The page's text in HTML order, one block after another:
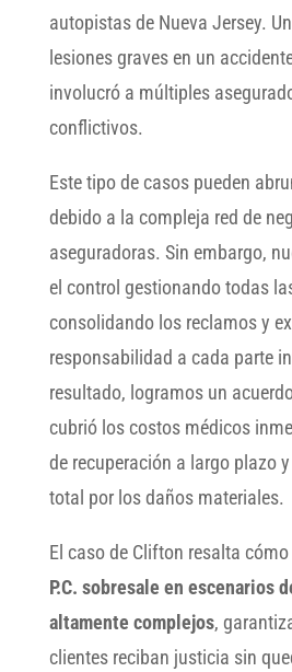
autopistas de Nueva Jersey.
lesiones graves en un
involucró a múltiples
conflictivos.
Este tipo de casos pueden
debido a la compleja red de
aseguradoras. Sin embargo,
el control gestionando todas
consolidando los reclamos y
responsabilidad a cada parte
resultado, logramos un
cubrió los costos médicos
de recuperación a largo plazo
total por los daños materiales.
El caso de Clifton resalta cómo
P.C. sobresale en escenarios
altamente complejos,
clientes reciban justicia sin